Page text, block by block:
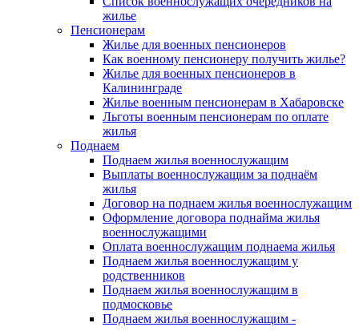
жилье
Пенсионерам
Жилье для военных пенсионеров
Как военному пенсионеру получить жилье?
Жилье для военных пенсионеров в
Калининграде
Жилье военным пенсионерам в Хабаровске
Льготы военным пенсионерам по оплате
жилья
Поднаем
Поднаем жилья военнослужащим
Выплаты военнослужащим за поднаём
жилья
Договор на поднаем жилья военнослужащим
Оформление договора поднайма жилья
военнослужащими
Оплата военнослужащим поднаема жилья
Поднаем жилья военнослужащим у
родственников
Поднаем жилья военнослужащим в
подмосковье
Поднаем жилья военнослужащим -